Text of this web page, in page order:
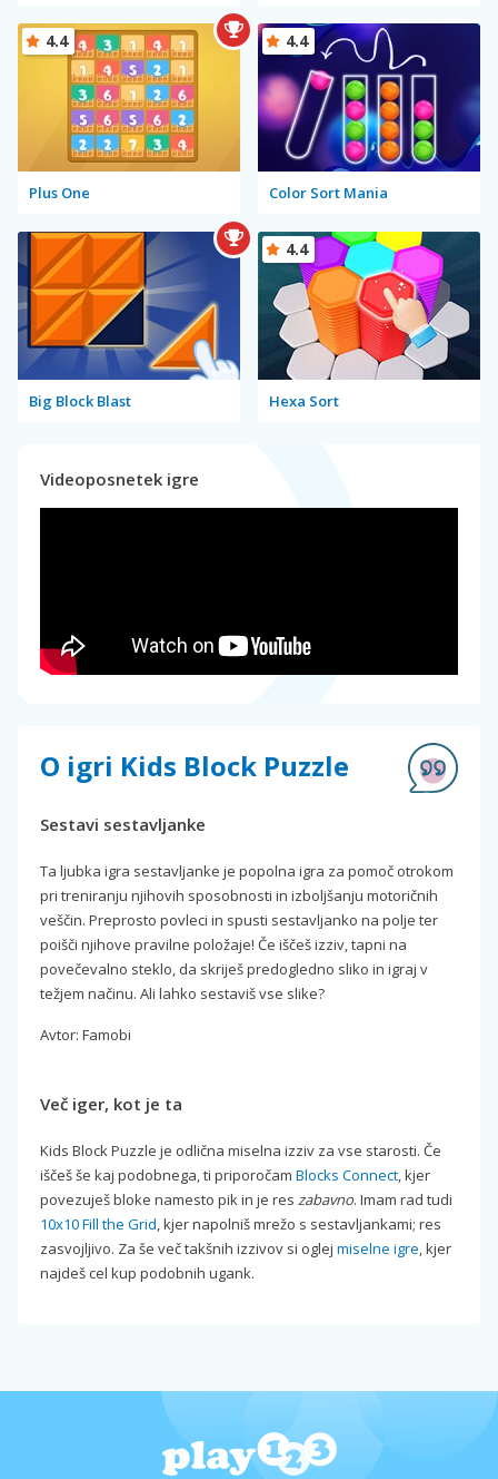
Plus One
4.4
Color Sort Mania
4.4
Big Block Blast Hexa Sort
4.4
Videoposnetek igre
O igri Kids Block Puzzle
Sestavi sestavljanke
Ta ljubka igra sestavljanke je popolna igra za pomoč otrokom
pri treniranju njihovih sposobnosti in izboljšanju motoričnih
veščin. Preprosto povleci in spusti sestavljanko na polje ter
poišči njihove pravilne položaje! Če iščeš izziv, tapni na
povečevalno steklo, da skriješ predogledno sliko in igraj v
težjem načinu. Ali lahko sestaviš vse slike?
Avtor: Famobi
Več iger, kot je ta
Kids Block Puzzle je odlična miselna izziv za vse starosti. Če
iščeš še kaj podobnega, ti priporočam Blocks Connect, kjer
povezuješ bloke namesto pik in je res zabavno. Imam rad tudi
10x10 Fill the Grid, kjer napolniš mrežo s sestavljankami; res
zasvojljivo. Za še več takšnih izzivov si oglej miselne igre, kjer
najdeš cel kup podobnih ugank.